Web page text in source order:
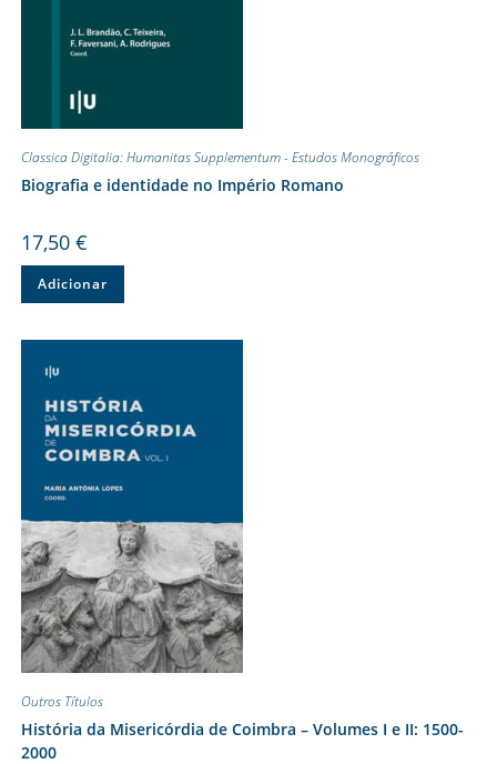
Classica Digitalia: Humanitas Supplementum - Estudos Monográficos
Biografia e identidade no Império Romano
17,50 €
Adicionar
Outros Títulos
História da Misericórdia de Coimbra – Volumes I e II: 1500-
2000